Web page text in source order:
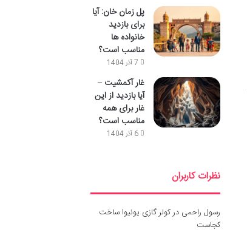
پل زمان خان: آیا
برای بازدید
خانواده ها
مناسب است؟
7 آذر 1404
غار آکمشیت –
آیا بازدید از این
غار برای همه
مناسب است؟
6 آذر 1404
نظرات کاربران
رسول راحمی درکولر گازی یونیوا ساخت
کجاست